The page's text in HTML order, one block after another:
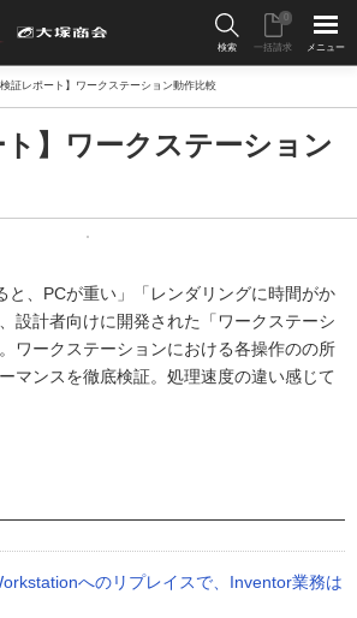
検索 一括請求
0
メニュー
検証レポート】ワークステーション動作比較
ト】ワークステーション
と、PCが重い」「レンダリングに時間がか
設計者向けに開発された「ワークステーシ
ワークステーションにおける各操作のの所
マンスを徹底検証。処理速度の違い感じて
へのリプレイスで、Inventor業務は